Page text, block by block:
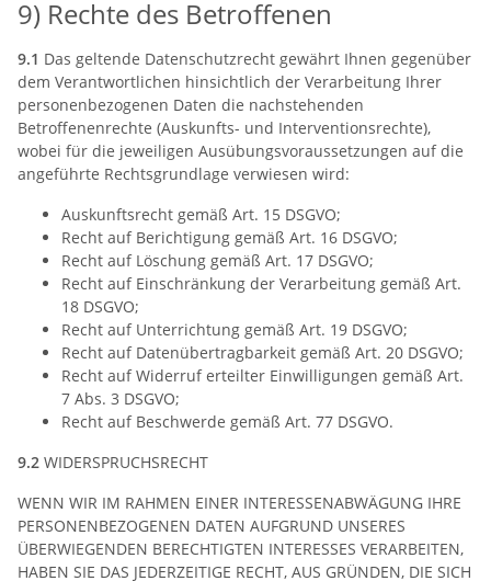
9) Rechte des Betroffenen
9.1 Das geltende Datenschutzrecht gewährt Ihnen gegenüber
dem Verantwortlichen hinsichtlich der Verarbeitung Ihrer
personenbezogenen Daten die nachstehenden
Betroffenenrechte (Auskunfts- und Interventionsrechte),
wobei für die jeweiligen Ausübungsvoraussetzungen auf die
angeführte Rechtsgrundlage verwiesen wird:
Auskunftsrecht gemäß Art. 15 DSGVO;
Recht auf Berichtigung gemäß Art. 16 DSGVO;
Recht auf Löschung gemäß Art. 17 DSGVO;
Recht auf Einschränkung der Verarbeitung gemäß Art.
18 DSGVO;
Recht auf Unterrichtung gemäß Art. 19 DSGVO;
Recht auf Datenübertragbarkeit gemäß Art. 20 DSGVO;
Recht auf Widerruf erteilter Einwilligungen gemäß Art.
7 Abs. 3 DSGVO;
Recht auf Beschwerde gemäß Art. 77 DSGVO.
9.2 WIDERSPRUCHSRECHT
WENN WIR IM RAHMEN EINER INTERESSENABWÄGUNG IHRE
PERSONENBEZOGENEN DATEN AUFGRUND UNSERES
ÜBERWIEGENDEN BERECHTIGTEN INTERESSES VERARBEITEN,
HABEN SIE DAS JEDERZEITIGE RECHT, AUS GRÜNDEN, DIE SICH